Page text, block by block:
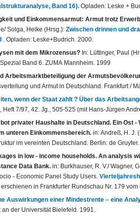
Band 16). Opladen: Leske +
und Einkommensarmut: Armut trotz
Solga, Heike (Hrsg.): Zwischen drinnen und
. Opladen: Leske+Budrich. 2000.
mit dem Mikrozensus? In: Lüttinger, Paul
Band 6. ZUMA Mannheim. 1999
Arbeitsmarktbeteiligung der
und Armut in Deutschland. Frankfurt /
wenn der Staat zahlt ? Über das
Heft 7/97, 42. Jg., 505-525 (mit Hans-Jürgen
privater Haushalte in Deutschland. Ein Ost
unteren Einkommensbereich. in: Andreß, H. J.
im vereinten Deutschland. Berlin: de
in low - income households. An analysis
Data Bank. in: Burkhauser, R. V./ Wagner,
- Economic Panel Study Users.
erschienen in Frankfurter Rundschau Nr. 179
Auswirkungen einer Mindestrente – eine
an der Universität Bielefeld. 1991.